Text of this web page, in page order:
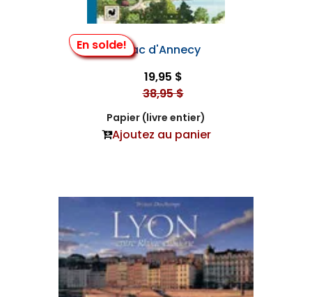
En solde!Le Lac d'Annecy
19,95 $
38,95 $
Papier (livre entier)
Ajoutez au panier